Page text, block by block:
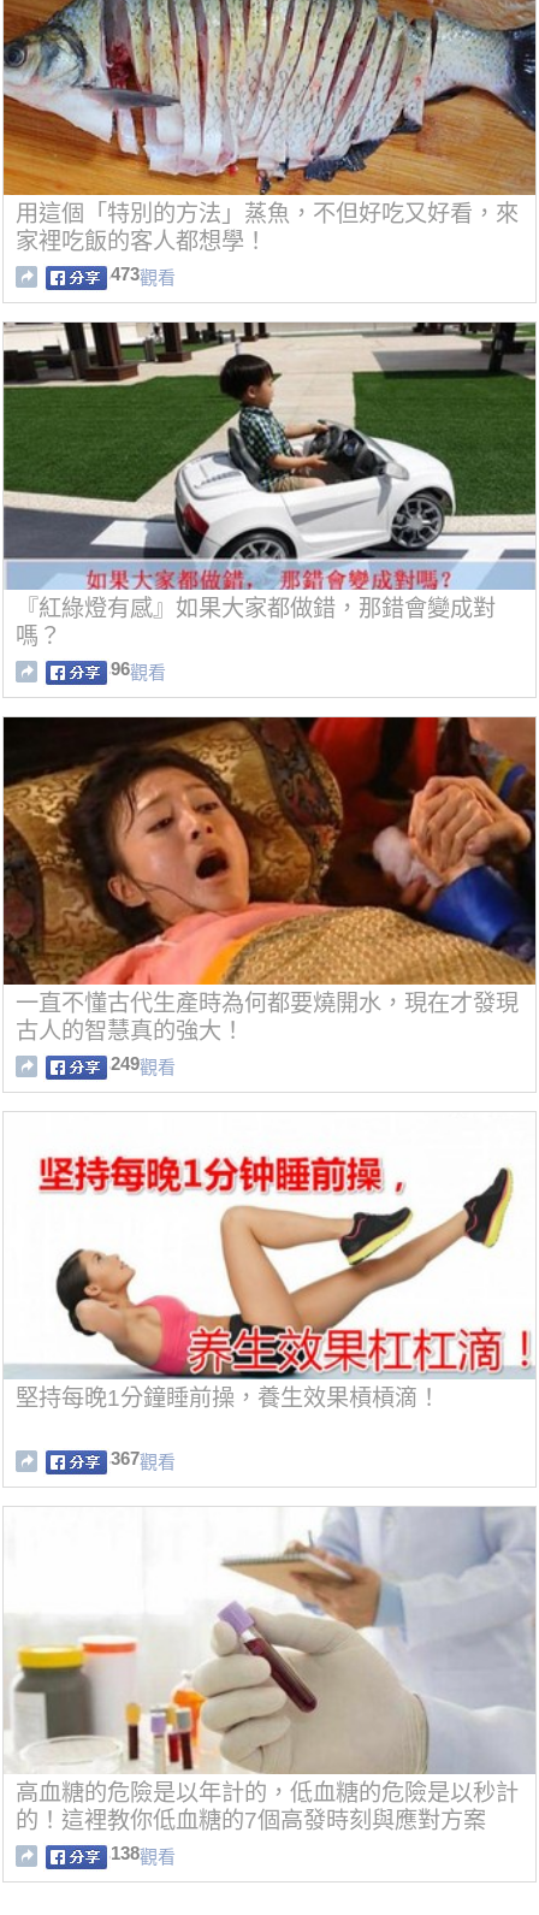
用這個「特別的方法」蒸魚，不但好吃又好看，來
家裡吃飯的客人都想學！
473觀看
『紅綠燈有感』如果大家都做錯，那錯會變成對
嗎？
96觀看
一直不懂古代生產時為何都要燒開水，現在才發現
古人的智慧真的強大！
249觀看
堅持每晚1分鐘睡前操，養生效果槓槓滴！
367觀看
高血糖的危險是以年計的，低血糖的危險是以秒計
的！這裡教你低血糖的7個高發時刻與應對方案
138觀看